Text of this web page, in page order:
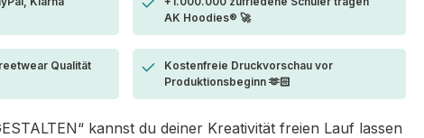
AK Hoodies® 🚀
Qualität
Kostenfreie Druckvorschau vor
Produktionsbeginn 🫶🏻
kannst du deiner Kreativität freien Lauf lassen